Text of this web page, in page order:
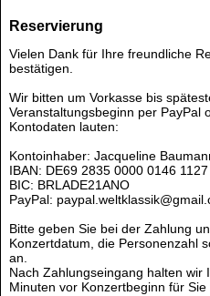
Reservierung
Vielen Dank für Ihre freundliche
bestätigen.
Wir bitten um Vorkasse bis
Veranstaltungsbeginn per PayPal
Kontodaten lauten:
Kontoinhaber: Jacqueline
IBAN: DE69 2835 0000 0146
BIC: BRLADE21ANO
PayPal:
Bitte geben Sie bei der Zahlung
Konzertdatum, die Personenzahl
an.
Nach Zahlungseingang halten wir
Minuten vor Konzertbeginn für Sie